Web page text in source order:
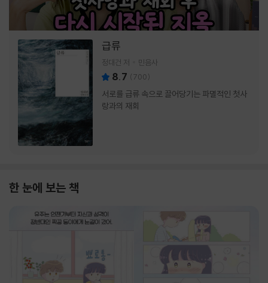
급류
정대건 저 민음사
8.7 (700)
서로를 급류 속으로 끌어당기는 파멸적인 첫사
랑과의 재회
한 눈에 보는 책